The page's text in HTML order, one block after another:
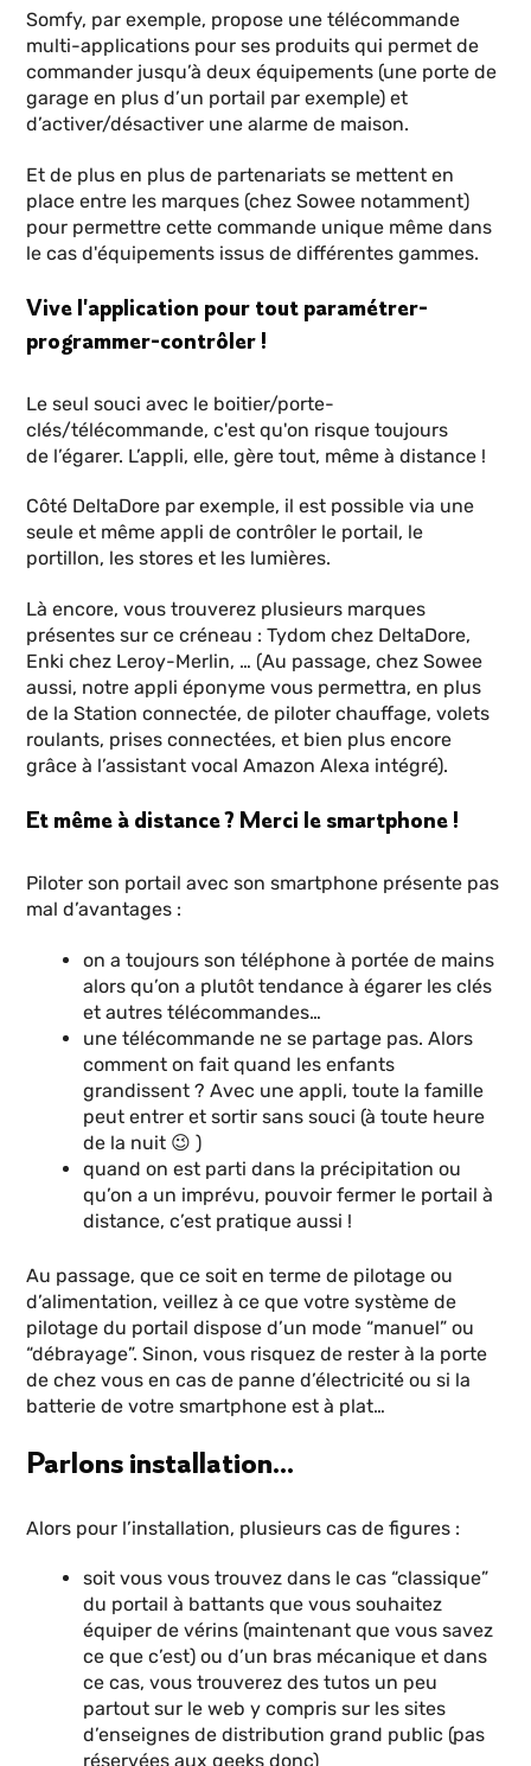
Somfy, par exemple, propose une télécommande
multi-applications pour ses produits qui permet de
commander jusqu’à deux équipements (une porte de
garage en plus d’un portail par exemple) et
d’activer/désactiver une alarme de maison.
Et de plus en plus de partenariats se mettent en
place entre les marques (chez Sowee notamment)
pour permettre cette commande unique même dans
le cas d'équipements issus de différentes gammes.
Vive l'application pour tout paramétrer-
programmer-contrôler !
Le seul souci avec le boitier/porte-
clés/télécommande, c'est qu'on risque toujours
de l’égarer. L’appli, elle, gère tout, même à distance !
Côté DeltaDore par exemple, il est possible via une
seule et même appli de contrôler le portail, le
portillon, les stores et les lumières.
Là encore, vous trouverez plusieurs marques
présentes sur ce créneau : Tydom chez DeltaDore,
Enki chez Leroy-Merlin, … (Au passage, chez Sowee
aussi, notre appli éponyme vous permettra, en plus
de la Station connectée, de piloter chauffage, volets
roulants, prises connectées, et bien plus encore
grâce à l’assistant vocal Amazon Alexa intégré).
Et même à distance ? Merci le smartphone !
Piloter son portail avec son smartphone présente pas
mal d’avantages :
on a toujours son téléphone à portée de mains
alors qu’on a plutôt tendance à égarer les clés
et autres télécommandes…
une télécommande ne se partage pas. Alors
comment on fait quand les enfants
grandissent ? Avec une appli, toute la famille
peut entrer et sortir sans souci (à toute heure
de la nuit 😉 )
quand on est parti dans la précipitation ou
qu’on a un imprévu, pouvoir fermer le portail à
distance, c’est pratique aussi !
Au passage, que ce soit en terme de pilotage ou
d’alimentation, veillez à ce que votre système de
pilotage du portail dispose d’un mode “manuel” ou
“débrayage”. Sinon, vous risquez de rester à la porte
de chez vous en cas de panne d’électricité ou si la
batterie de votre smartphone est à plat…
Parlons installation…
Alors pour l’installation, plusieurs cas de figures :
soit vous vous trouvez dans le cas “classique”
du portail à battants que vous souhaitez
équiper de vérins (maintenant que vous savez
ce que c’est) ou d’un bras mécanique et dans
ce cas, vous trouverez des tutos un peu
partout sur le web y compris sur les sites
d’enseignes de distribution grand public (pas
réservées aux geeks donc)